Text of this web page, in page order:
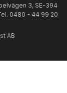
3, SE-394
0480 - 44 99 20
AB